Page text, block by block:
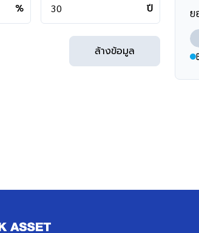
สายสีม่วง "สถานีสามแยกบางใหญ่"
รัช"
ติดต่อได้กับทุกธนาคาร สามารถกู้ได้วงเงินสูงสุดถึ
095-
ต้องซื้อบ้านมือสองรีโนเวทกับ
%
ปี
ล้างข้อมูล
ย